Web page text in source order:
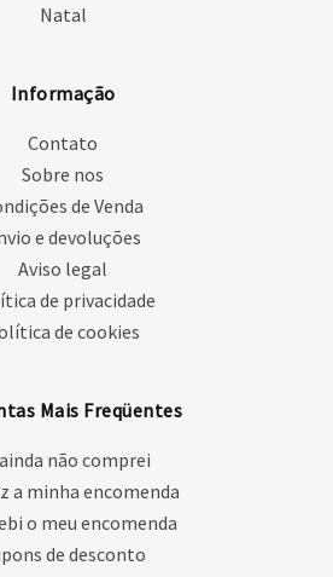
Natal
Informação
Contato
Sobre nos
de Venda
e devoluções
Aviso legal
de privacidade
de cookies
Mais Freqüentes
não comprei
a minha encomenda
o meu encomenda
de desconto